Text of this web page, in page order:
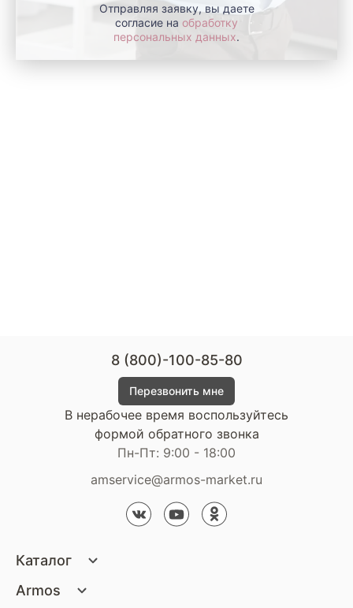
Отправляя заявку, вы даете
согласие на обработку
персональных данных.
Каталог
Кровати
Armos
8 (800)-100-85-80
Перезвонить мне
В нерабочее время воспользуйтесь
формой обратного звонка
Пн-Пт: 9:00 - 18:00
amservice@armos-market.ru